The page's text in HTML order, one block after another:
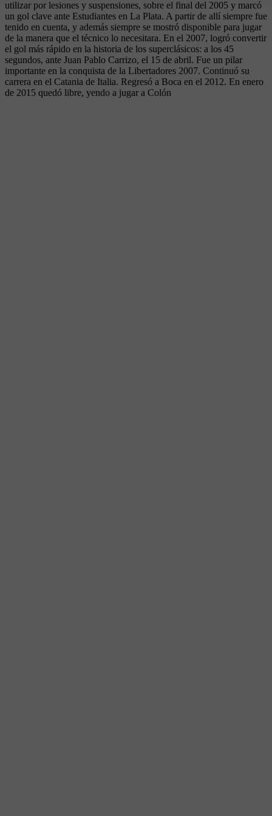
utilizar por lesiones y suspensiones, sobre el final del 2005 y marcó
un gol clave ante Estudiantes en La Plata. A partir de allí siempre fue
tenido en cuenta, y además siempre se mostró disponible para jugar
de la manera que el técnico lo necesitara. En el 2007, logró convertir
el gol más rápido en la historia de los superclásicos: a los 45
segundos, ante Juan Pablo Carrizo, el 15 de abril. Fue un pilar
importante en la conquista de la Libertadores 2007. Continuó su
carrera en el Catania de Italia. Regresó a Boca en el 2012. En enero
de 2015 quedó libre, yendo a jugar a Colón